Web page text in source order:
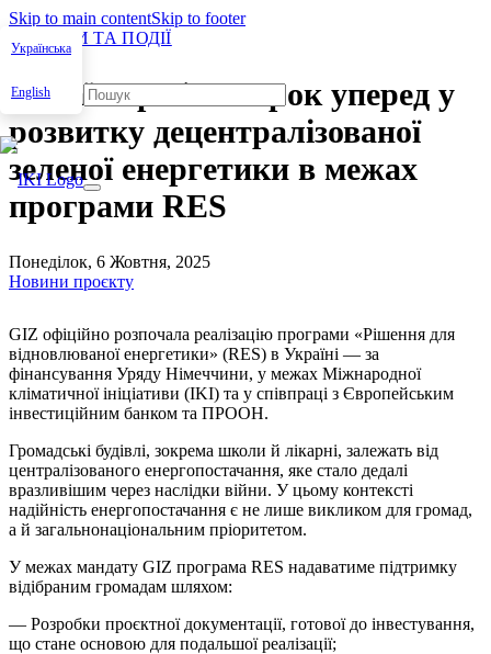
Skip to main contentSkip to footer
Українська
English
НОВИНИ ТА ПОДІЇ
Україна робить крок уперед у
розвитку децентралізованої
зеленої енергетики в межах
програми RES
Понеділок, 6 Жовтня, 2025
Новини проєкту
GIZ офіційно розпочала реалізацію програми «Рішення для
відновлюваної енергетики» (RES) в Україні — за
фінансування Уряду Німеччини, у межах Міжнародної
кліматичної ініціативи (IKI) та у співпраці з Європейським
інвестиційним банком та ПРООН.
Громадські будівлі, зокрема школи й лікарні, залежать від
централізованого енергопостачання, яке стало дедалі
вразливішим через наслідки війни. У цьому контексті
надійність енергопостачання є не лише викликом для громад,
а й загальнонаціональним пріоритетом.
У межах мандату GIZ програма RES надаватиме підтримку
відібраним громадам шляхом:
— Розробки проєктної документації, готової до інвестування,
що стане основою для подальшої реалізації;